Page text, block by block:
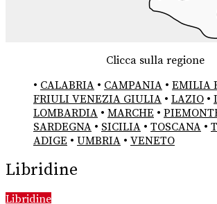
Clicca sulla regione
• CALABRIA • CAMPANIA • EMILIA
FRIULI VENEZIA GIULIA • LAZIO •
LOMBARDIA • MARCHE •
SARDEGNA • SICILIA • TOSCANA •
ADIGE • UMBRIA • VENETO
Libridine
Libridine